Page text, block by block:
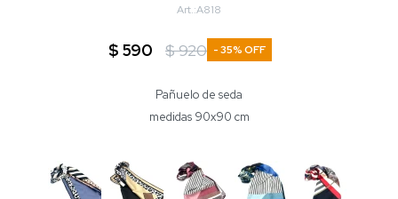
A818
$ 590 $920 35
Pañuelo de seda
medidas 90x90 cm